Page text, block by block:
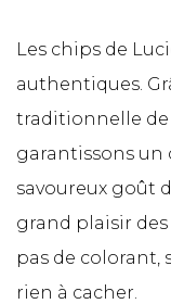
Les chips de
authentiques.
traditionnelle de
garantissons un
savoureux goût
grand plaisir des
pas de colorant,
rien à cacher.